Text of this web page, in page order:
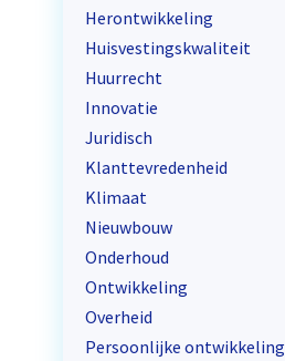
Herontwikkeling
Huisvestingskwaliteit
Huurrecht
Innovatie
Juridisch
Klanttevredenheid
Klimaat
Nieuwbouw
Onderhoud
Ontwikkeling
Overheid
Persoonlijke ontwikkeling